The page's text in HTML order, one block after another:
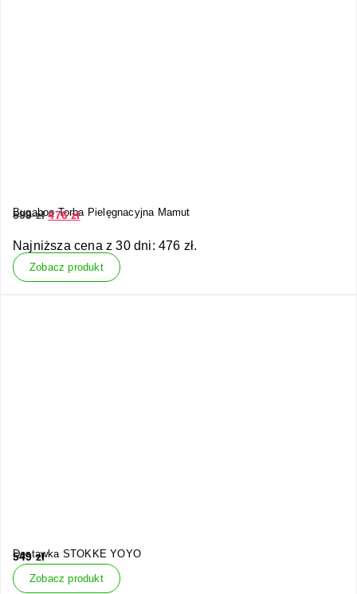
Bugaboo Torba Pielęgnacyjna Mamut
599zł 476zł
Najniższa cena z 30 dni: 476 zł.
Zobacz produkt
Dostawka STOKKE YOYO
549zł
Zobacz produkt